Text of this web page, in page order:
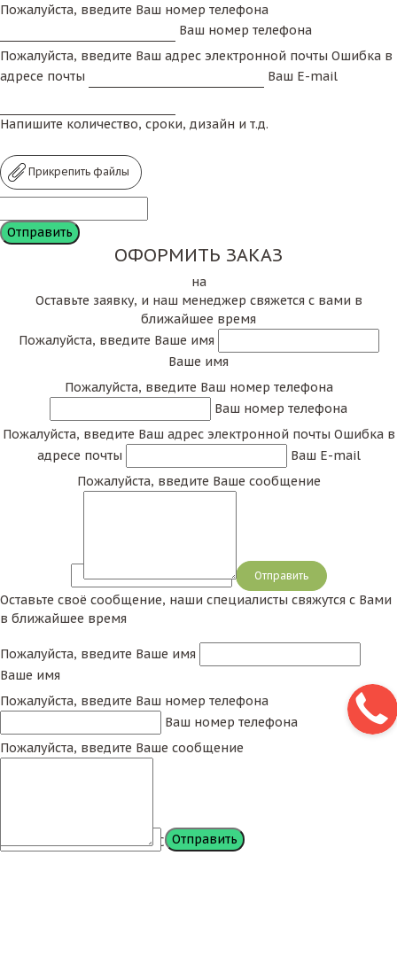
Пожалуйста, введите Ваш номер телефона
Ваш номер телефона
Пожалуйста, введите Ваш адрес электронной почты Ошибка в
адресе почты
Ваш E-mail
Напишите количество, сроки, дизайн и т.д.
Прикрепить файлы
ОФОРМИТЬ ЗАКАЗ
на
Оставьте заявку, и наш менеджер свяжется с вами в
ближайшее время
Пожалуйста, введите Ваше имя
Ваше имя
Пожалуйста, введите Ваш номер телефона
Ваш номер телефона
Пожалуйста, введите Ваш адрес электронной почты Ошибка в
адресе почты
Ваш E-mail
Пожалуйста, введите Ваше сообщение
Сообщение
Оставьте своё сообщение, наши специалисты свяжутся с Вами
в ближайшее время
Пожалуйста, введите Ваше имя
Ваше имя
Пожалуйста, введите Ваш номер телефона
Ваш номер телефона
Пожалуйста, введите Ваше сообщение
Сообщение